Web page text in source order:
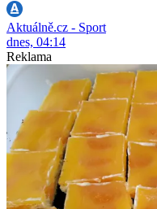
Aktuálně.cz - Sport
dnes, 04:14
Reklama